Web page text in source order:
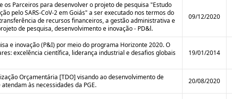
os Parceiros para desenvolver o projeto de pesquisa "Estudo
pelo SARS-CoV-2 em Goiás" a ser executado nos termos do
de recursos financeiros, a gestão administrativa e
de pesquisa, desenvolvimento e inovação - PD&l.
09/12/2020
e inovação (P&I) por meio do programa Horizonte 2020. O
excelência científica, liderança industrial e desafios globais
19/01/2014
Orçamentária [TDO] visando ao desenvolvimento de
às necessidades da PGE.
20/08/2020